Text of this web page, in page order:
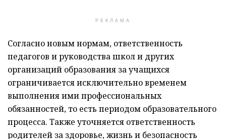
РЕКЛАМА
Согласно новым нормам, ответственность
педагогов и руководства школ и других
организаций образования за учащихся
ограничивается исключительно временем
выполнения ими профессиональных
обязанностей, то есть периодом образовательного
процесса. Также уточняется ответственность
родителей за здоровье, жизнь и безопасность